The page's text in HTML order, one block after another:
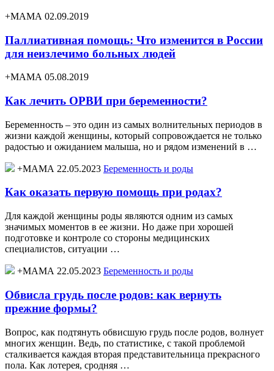
+МАМА 02.09.2019
Паллиативная помощь: Что изменится в России
для неизлечимо больных людей
+МАМА 05.08.2019
Как лечить ОРВИ при беременности?
Беременность – это один из самых волнительных периодов в
жизни каждой женщины, который сопровождается не только
радостью и ожиданием малыша, но и рядом изменений в …
+МАМА 22.05.2023 Беременность и роды
Как оказать первую помощь при родах?
Для каждой женщины роды являются одним из самых
значимых моментов в ее жизни. Но даже при хорошей
подготовке и контроле со стороны медицинских
специалистов, ситуации …
+МАМА 22.05.2023 Беременность и роды
Обвисла грудь после родов: как вернуть
прежние формы?
Вопрос, как подтянуть обвисшую грудь после родов, волнует
многих женщин. Ведь, по статистике, с такой проблемой
сталкивается каждая вторая представительница прекрасного
пола. Как лотерея, сродняя …